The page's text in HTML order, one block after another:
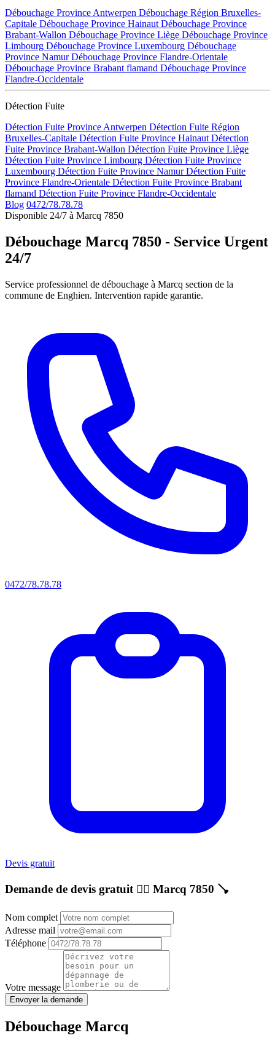
Débouchage Province Antwerpen Débouchage Région Bruxelles-
Capitale Débouchage Province Hainaut Débouchage Province
Brabant-Wallon Débouchage Province Liège Débouchage Province
Limbourg Débouchage Province Luxembourg Débouchage
Province NamurDébouchage Province Flandre-Orientale
Débouchage Province Brabant flamand Débouchage Province
Flandre-Occidentale
Détection Fuite
Détection Fuite Province Antwerpen Détection Fuite Région
Bruxelles-Capitale Détection Fuite Province Hainaut Détection
Fuite Province Brabant-Wallon Détection Fuite Province Liège
Détection Fuite Province Limbourg Détection Fuite Province
Luxembourg Détection Fuite Province NamurDétection Fuite
Province Flandre-Orientale Détection Fuite Province Brabant
flamand Détection Fuite Province Flandre-Occidentale
Blog 0472/78.78.78
Disponible 24/7 à Marcq 7850
Débouchage Marcq 7850 - Service Urgent
24/7
Service professionnel de débouchage à Marcq section de la
commune de Enghien. Intervention rapide garantie.
0472/78.78.78
Devis gratuit
Demande de devis gratuit 👷‍♂️ Marcq 7850 🪠
Nom complet
Adresse mail
Téléphone
Votre message
Envoyer la demande
Débouchage Marcq